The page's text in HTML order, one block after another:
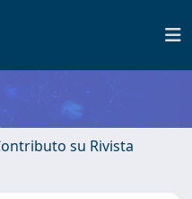
su Rivista